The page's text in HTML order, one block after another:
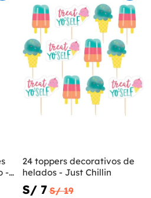
-
24 toppers decorativos de
helados - Just Chillin
S/ 7 S/ 19